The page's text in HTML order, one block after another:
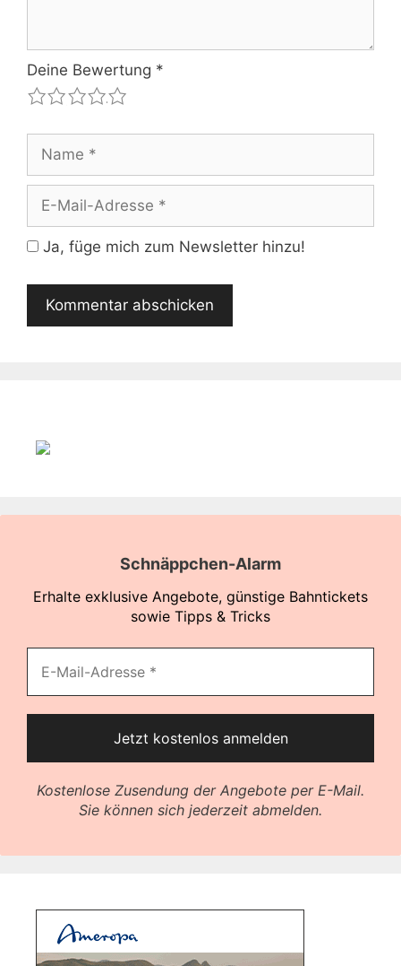
Deine Bewertung *
4
3
2
1
Name
Adresse
Ja, füge mich zum Newsletter hinzu!
Schnäppchen-Alarm
Erhalte exklusive Angebote, günstige Bahntickets
sowie Tipps & Tricks
Kostenlose Zusendung der Angebote per E-Mail.
Sie können sich jederzeit abmelden.